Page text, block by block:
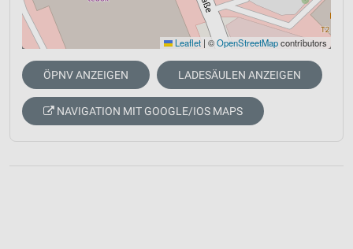
Leaflet | ©OpenStreetMapcontributors
ÖPNV ANZEIGEN LADESÄULEN ANZEIGEN
NAVIGATION MIT GOOGLE/IOS MAPS